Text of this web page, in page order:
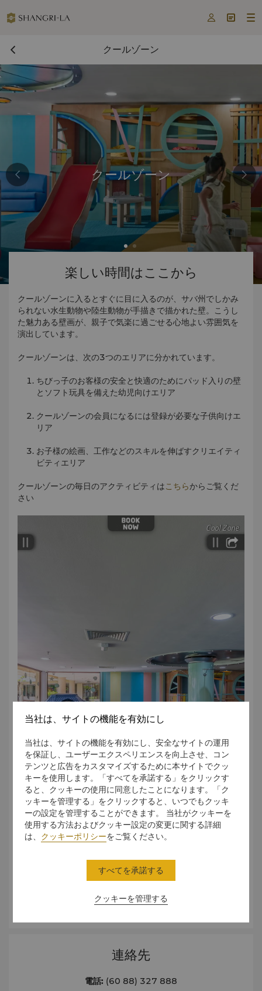
  
クールゾーン
クールゾーン
楽しい時間はここから
クールゾーンに入るとすぐに目に入るのが、サバ州でしかみ
られない水生動物や陸生動物が手描きで描かれた壁。こうし
た魅力ある壁画が、親子で気楽に過ごせる心地よい雰囲気を
演出しています。
クールゾーンは、次の3つのエリアに分かれています。
ちびっ子のお客様の安全と快適のためにパッド入りの壁
とソフト玩具を備えた幼児向けエリア
クールゾーンの会員になるには登録が必要な子供向けエ
リア
お子様の絵画、工作などのスキルを伸ばすクリエイティ
ビティエリア
クールゾーンの毎日のアクティビティはこちらからご覧くだ
さい
連絡先
電話: (60 88) 327 888
当社は、サイトの機能を有効にし
当社は、サイトの機能を有効にし、安全なサイトの運用
を保証し、ユーザーエクスペリエンスを向上させ、コン
テンツと広告をカスタマイズするために本サイトでクッ
キーを使用します。「すべてを承諾する」をクリックす
ると、クッキーの使用に同意したことになります。「ク
ッキーを管理する」をクリックすると、いつでもクッキ
ーの設定を管理することができます。 当社がクッキーを
使用する方法およびクッキー設定の変更に関する詳細
は、 クッキーポリシーをご覧ください。
クッキーを管理する
すべてを承諾する